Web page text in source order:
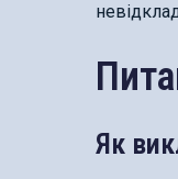
Як